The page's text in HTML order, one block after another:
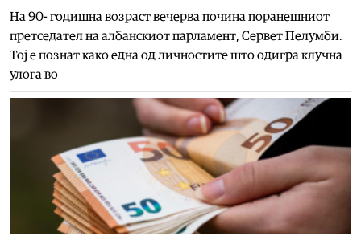
На 90- годишна возраст вечерва почина поранешниот
претседател на албанскиот парламент, Сервет Пелумби.
Тој е познат како една од личностите што одигра клучна
улога во